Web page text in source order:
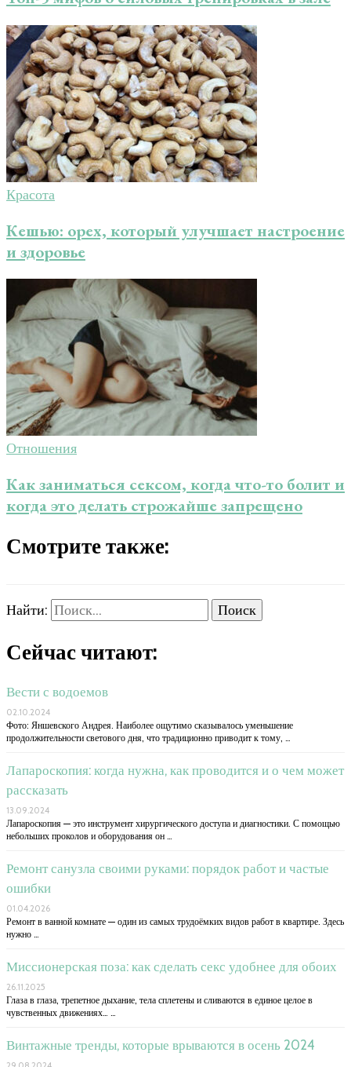
Красота
Кешью: орех, который улучшает настроение
и здоровье
Отношения
Как заниматься сексом, когда что-то болит и
когда это делать строжайше запрещено
Смотрите также:
Найти:
Сейчас читают:
Вести с водоемов
02.10.2024
Фото: Яншевского Андрея. Наиболее ощутимо сказывалось уменьшение
продолжительности светового дня, что традиционно приводит к тому, …
Лапароскопия: когда нужна, как проводится и о чем может
рассказать
13.09.2024
Лапароскопия — это инструмент хирургического доступа и диагностики. С помощью
небольших проколов и оборудования он …
Ремонт санузла своими руками: порядок работ и частые
ошибки
01.04.2026
Ремонт в ванной комнате — один из самых трудоёмких видов работ в квартире. Здесь
нужно …
Миссионерская поза: как сделать секс удобнее для обоих
26.11.2025
Глаза в глаза, трепетное дыхание, тела сплетены и сливаются в единое целое в
чувственных движениях… …
Винтажные тренды, которые врываются в осень 2024